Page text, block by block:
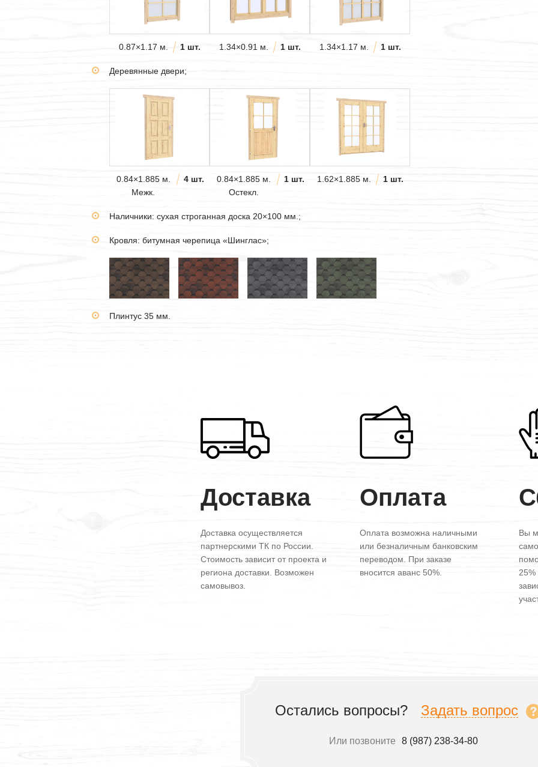
0.87×1.17 м. 1 шт. 1.34×0.91 м. 1 шт. 1.34×1.17 м. 1 шт.
Деревянные двери;
0.84×1.885 м.
Межк.
4 шт.
0.84×1.885 м.
Остекл.
1 шт. 1.62×1.885 м. 1 шт.
Наличники: сухая строганная доска 20×100 мм.;
Кровля: битумная черепица «Шинглас»;
Плинтус 35 мм.
Доставка
Доставка осуществляется
партнерскими ТК по России.
Стоимость зависит от проекта и
региона доставки. Возможен
самовывоз.
Оплата
Оплата возможна наличными
или безналичным банковским
переводом. При заказе
вносится аванс 50%.
Вы
25%
Остались вопросы? Задать вопрос
Или позвоните 8 (987) 238-34-80